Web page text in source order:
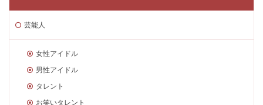
芸能人
女性アイドル
男性アイドル
タレント
お笑いタレント